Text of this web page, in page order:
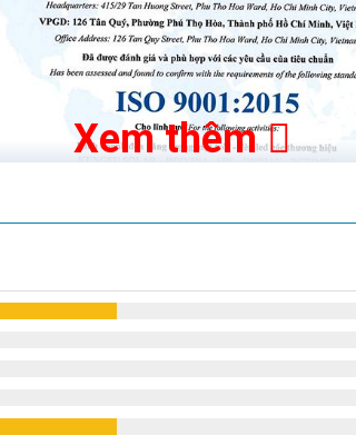
mặt trời nên hoàn toàn tiết kiệm tiền
điện thiên nhiên, sử dụng vô tận nên góp
những ưu điểm vượt trội như:
theo khi mua đèn thì quý khách hàng có
thời gian đi lại
Xem thêm